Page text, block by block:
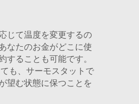
じて温度を変更するの
なたのお金がどこに使
ることも可能です。
も、サーモスタットで
望む状態に保つことを